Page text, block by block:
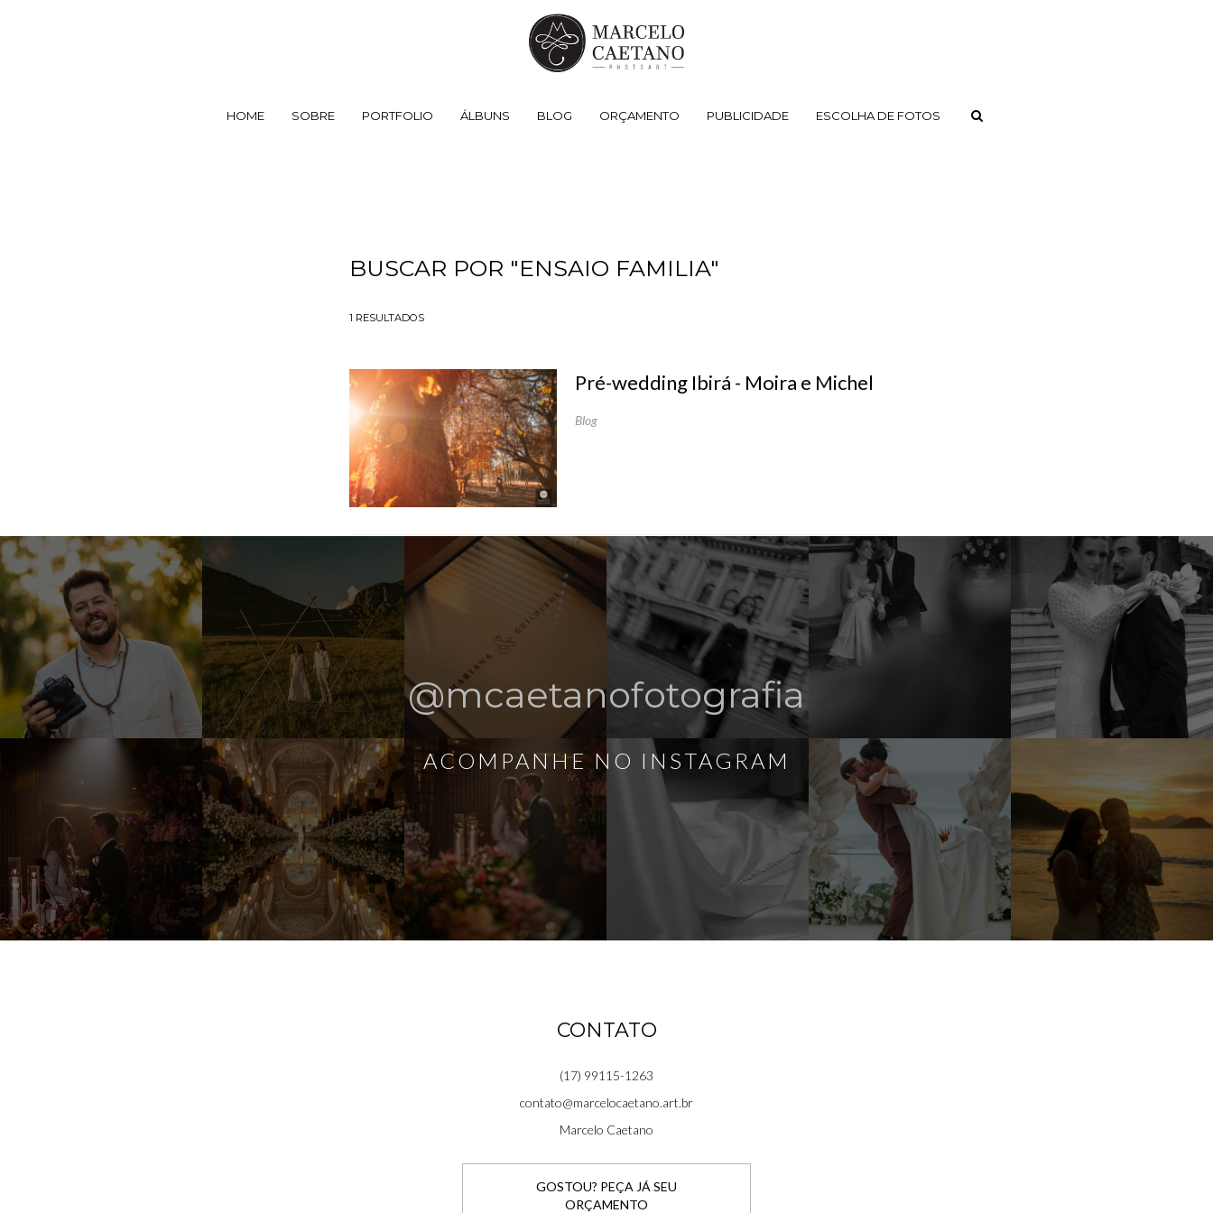
HOME SOBRE PORTFOLIO ÁLBUNS BLOG ORÇAMENTO PUBLICIDADE ESCOLHA DE FOTOS
BUSCAR POR "ENSAIO FAMILIA"
1 RESULTADOS
Pré-wedding Ibirá - Moira e Michel
Blog
@mcaetanofotografia
ACOMPANHE NO INSTAGRAM
CONTATO
(17) 99115-1263
contato@marcelocaetano.art.br
Marcelo Caetano
GOSTOU? PEÇA JÁ SEU
ORÇAMENTO